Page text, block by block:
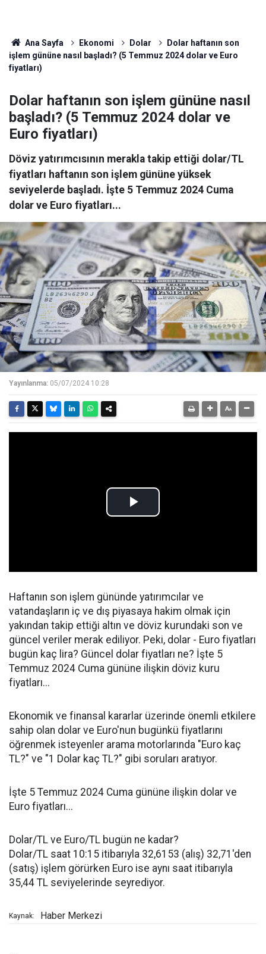
Ana Sayfa Ekonomi Dolar
Dolar haftanın son
işlem gününe nasıl başladı? (5 Temmuz 2024 dolar ve Euro
fiyatları)
Dolar haftanın son işlem gününe nasıl
başladı? (5 Temmuz 2024 dolar ve
Euro fiyatları)
Döviz yatırımcısının merakla takip ettiği dolar/TL
fiyatları haftanın son işlem gününe yüksek
seviyelerde başladı. İşte 5 Temmuz 2024 Cuma
dolar ve Euro fiyatları...
Yayınlanma: 05/07/2024 10:28
Haftanın son işlem gününde yatırımcılar ve
vatandaşların iç ve dış piyasaya hakim olmak için
yakından takip ettiği altın ve döviz kurundaki son ve
güncel veriler merak ediliyor. Peki, dolar - Euro fiyatları
bugün kaç lira? Güncel dolar fiyatları ne? İşte 5
Temmuz 2024 Cuma gününe ilişkin döviz kuru
fiyatları...
Ekonomik ve finansal kararlar üzerinde önemli etkilere
sahip olan dolar ve Euro'nun bugünkü fiyatlarını
öğrenmek isteyenler arama motorlarında "Euro kaç
TL?" ve "1 Dolar kaç TL?" gibi soruları aratıyor.
İşte 5 Temmuz 2024 Cuma gününe ilişkin dolar ve
Euro fiyatları...
Dolar/TL ve Euro/TL bugün ne kadar?
Dolar/TL saat 10:15 itibarıyla 32,6153 (alış) 32,71'den
(satış) işlem görürken Euro ise aynı saat itibarıyla
35,44 TL seviyelerinde seyrediyor.
Kaynak: Haber Merkezi